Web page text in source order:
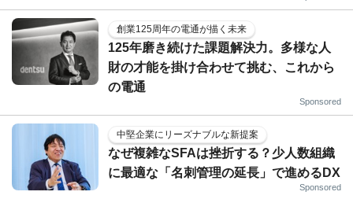
創業125周年の電通が描く未来
125年磨き続けた課題解決力。多様な人
財の才能を掛け合わせて挑む、これから
の電通
Sponsored
中堅企業にリーズナブルな新提案
なぜ複雑なSFAは挫折する？少人数組織
に最適な「名刺管理の延長」で進めるDX
Sponsored